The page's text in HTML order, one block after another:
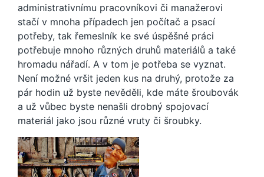
administrativnímu pracovníkovi či manažerovi
stačí v mnoha případech jen počítač a psací
potřeby, tak řemeslník ke své úspěšné práci
potřebuje mnoho různých druhů materiálů a také
hromadu nářadí. A v tom je potřeba se vyznat.
Není možné vršit jeden kus na druhý, protože za
pár hodin už byste nevěděli, kde máte šroubovák
a už vůbec byste nenašli drobný spojovací
materiál jako jsou různé vruty či šroubky.